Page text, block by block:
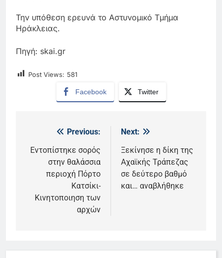
Την υπόθεση ερευνά το Αστυνομικό Τμήμα
Ηράκλειας.
Πηγή: skai.gr
Post Views: 581
Facebook Twitter
Πλοήγηση
άρθρων
Previous:
Εντοπίστηκε σορός
στην θαλάσσια
περιοχή Πόρτο
Κατσίκι-
Κινητοποιηση των
αρχών
Next:
Ξεκίνησε η δίκη της
Αχαϊκής Τράπεζας
σε δεύτερο βαθμό
και… αναβλήθηκε